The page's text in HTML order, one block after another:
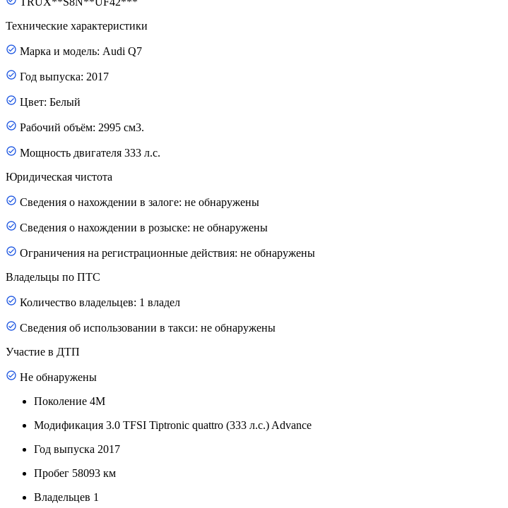
Технические характеристики
Марка и модель: Audi Q7
Год выпуска: 2017
Цвет: Белый
Рабочий объём: 2995 см3.
Мощность двигателя 333 л.с.
Юридическая чистота
Сведения о нахождении в залоге: не обнаружены
Сведения о нахождении в розыске: не обнаружены
Ограничения на регистрационные действия: не обнаружены
Владельцы по ПТС
Количество владельцев: 1 владел
Сведения об использовании в такси: не обнаружены
Участие в ДТП
Не обнаружены
Поколение 4M
Модификация 3.0 TFSI Tiptronic quattro (333 л.с.) Advance
Год выпуска 2017
Пробег 58093 км
Владельцев 1